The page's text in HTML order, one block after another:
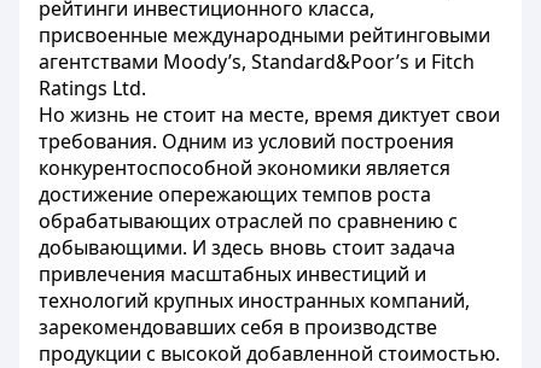
рейтинги инвестиционного класса,
присвоенные международными рейтинговыми
агентствами Moody’s, Standard&Poor’s и Fitch
Ratings Ltd.
Но жизнь не стоит на месте, время диктует свои
требования. Одним из условий построения
конкурентоспособной экономики является
достижение опережающих темпов роста
обрабатывающих отраслей по сравнению с
добывающими. И здесь вновь стоит задача
привлечения масштабных инвестиций и
технологий крупных иностранных компаний,
зарекомендовавших себя в производстве
продукции с высокой добавленной стоимостью.